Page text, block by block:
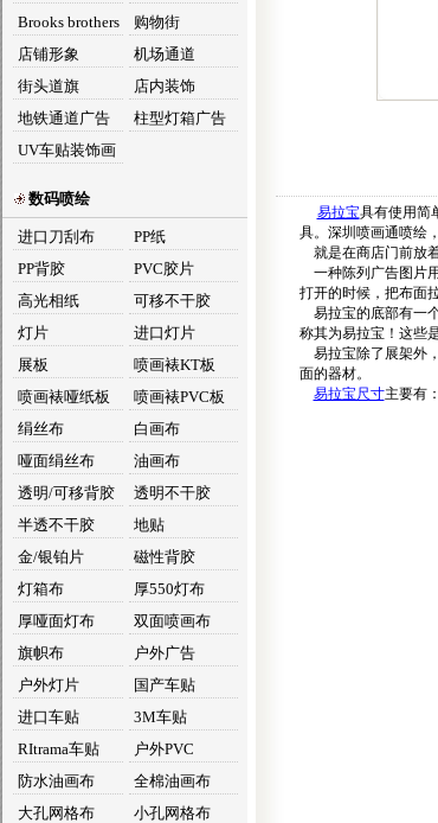
Brooks brothers
购物街
店铺形象
机场通道
街头道旗
店内装饰
地铁通道广告
柱型灯箱广告
UV车贴装饰画
数码喷绘
进口刀刮布
PP纸
PP背胶
PVC胶片
高光相纸
可移不干胶
灯片
进口灯片
展板
喷画裱KT板
喷画裱哑纸板
喷画裱PVC板
绢丝布
白画布
哑面绢丝布
油画布
透明/可移背胶
透明不干胶
半透不干胶
地贴
金/银铂片
磁性背胶
灯箱布
厚550灯布
厚哑面灯布
双面喷画布
旗帜布
户外广告
户外灯片
国产车贴
进口车贴
3M车贴
RItrama车贴
户外PVC
防水油画布
全棉油画布
大孔网格布
小孔网格布
易拉宝具有使用简
具。深圳喷画通喷绘
就是在商店门前放
一种陈列广告图片
打开的时候，把布面
易拉宝的底部有一
称其为易拉宝！这些
易拉宝除了展架外
面的器材。
易拉宝尺寸主要有